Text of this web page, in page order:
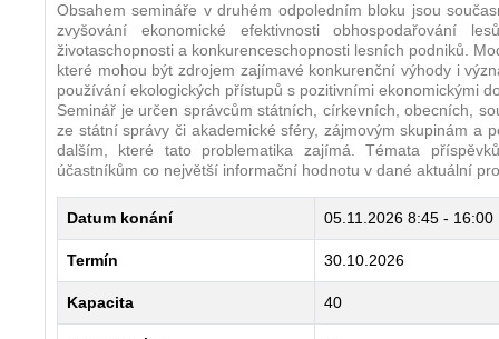
Obsahem semináře v druhém odpoledním bloku jsou
zvyšování ekonomické efektivnosti obhospodařování
životaschopnosti a konkurenceschopnosti lesních podniků.
které mohou být zdrojem zajímavé konkurenční výhody i
používání ekologických přístupů s pozitivními ekonomickými
Seminář je určen správcům státních, církevních, obecních,
ze státní správy či akademické sféry, zájmovým skupinám a
dalším, které tato problematika zajímá. Témata
účastníkům co největší informační hodnotu v dané aktuální
Datum konání 05.11.2026 8:45 - 16:00
Termín 30.10.2026
Kapacita 40